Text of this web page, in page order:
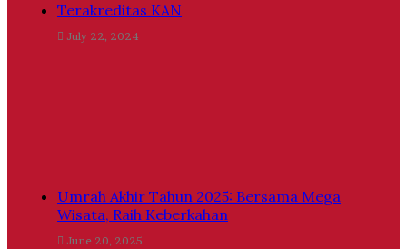
Terakreditas KAN
July 22, 2024
Umrah Akhir Tahun 2025: Bersama Mega
Wisata, Raih Keberkahan
June 20, 2025